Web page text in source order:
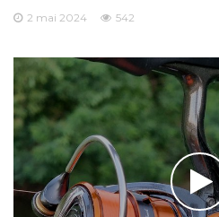
2 mai 2024 542